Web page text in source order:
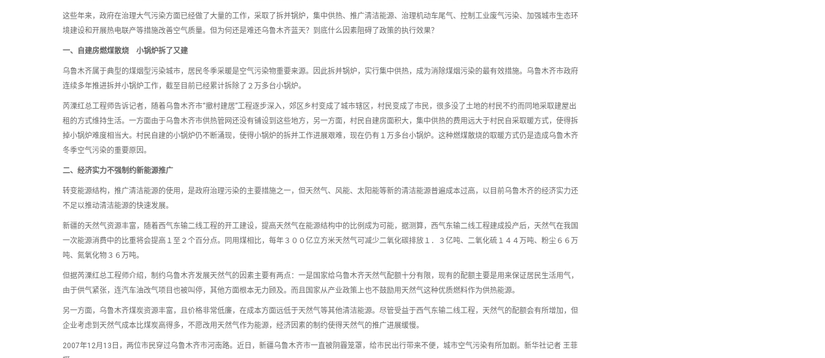
这些年来，政府在治理大气污染方面已经做了大量的工作，采取了拆并锅炉，集中供热、推广清洁能源、治理机动车尾气、控制工业废气污染、加强城市生态环
境建设和开展热电联产等措施改善空气质量。但为何还是难还乌鲁木齐蓝天？到底什么因素阻碍了政策的执行效果？
一、自建房燃煤散烧 小锅炉拆了又建
乌鲁木齐属于典型的煤烟型污染城市，居民冬季采暖是空气污染物重要来源。因此拆并锅炉，实行集中供热，成为消除煤烟污染的最有效措施。乌鲁木齐市政府
连续多年推进拆并小锅炉工作，截至目前已经累计拆除了２万多台小锅炉。
芮溧红总工程师告诉记者，随着乌鲁木齐市“撤村建居”工程逐步深入，郊区乡村变成了城市辖区，村民变成了市民，很多没了土地的村民不约而同地采取建屋出
租的方式维持生活。一方面由于乌鲁木齐市供热管网还没有铺设到这些地方，另一方面，村民自建房面积大，集中供热的费用远大于村民自采取暖方式，使得拆
掉小锅炉难度相当大。村民自建的小锅炉仍不断涌现，使得小锅炉的拆并工作进展艰难，现在仍有１万多台小锅炉。这种燃煤散烧的取暖方式仍是造成乌鲁木齐
冬季空气污染的重要原因。
二、经济实力不强制约新能源推广
转变能源结构，推广清洁能源的使用，是政府治理污染的主要措施之一，但天然气、风能、太阳能等新的清洁能源普遍成本过高，以目前乌鲁木齐的经济实力还
不足以推动清洁能源的快速发展。
新疆的天然气资源丰富，随着西气东输二线工程的开工建设，提高天然气在能源结构中的比例成为可能，据测算，西气东输二线工程建成投产后，天然气在我国
一次能源消费中的比重将会提高１至２个百分点。同用煤相比，每年３００亿立方米天然气可减少二氧化碳排放１．３亿吨、二氧化硫１４４万吨、粉尘６６万
吨、氮氧化物３６万吨。
但据芮溧红总工程师介绍，制约乌鲁木齐发展天然气的因素主要有两点：一是国家给乌鲁木齐天然气配额十分有限，现有的配额主要是用来保证居民生活用气，
由于供气紧张，连汽车油改气项目也被叫停，其他方面根本无力顾及。而且国家从产业政策上也不鼓励用天然气这种优质燃料作为供热能源。
另一方面，乌鲁木齐煤炭资源丰富，且价格非常低廉，在成本方面远低于天然气等其他清洁能源。尽管受益于西气东输二线工程，天然气的配额会有所增加，但
企业考虑到天然气成本比煤炭高得多，不愿改用天然气作为能源，经济因素的制约使得天然气的推广进展缓慢。
2007年12月13日，两位市民穿过乌鲁木齐市河南路。近日，新疆乌鲁木齐市一直被阴霾笼罩，给市民出行带来不便，城市空气污染有所加剧。新华社记者 王菲